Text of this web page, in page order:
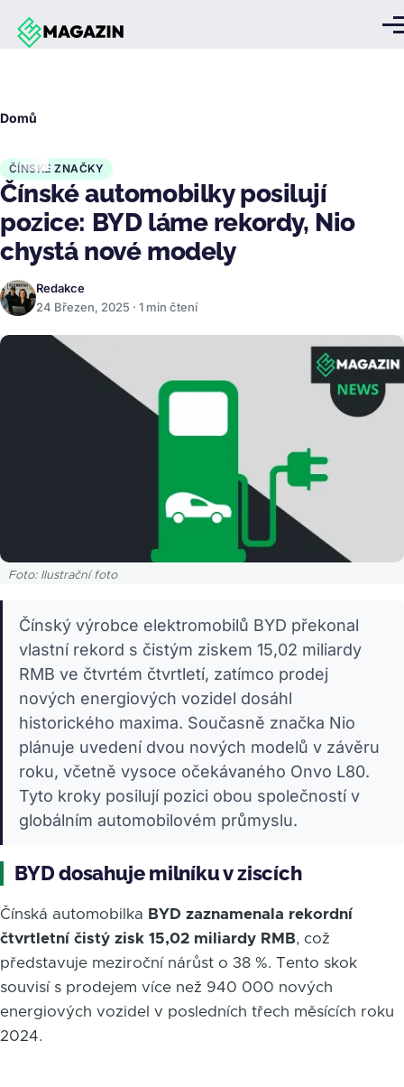
Přejít k hlavnímu obsahu
Domů
ČÍNSKÉ ZNAČKY
Čínské automobilky posilují
pozice: BYD láme rekordy, Nio
chystá nové modely
Redakce
24 Březen, 2025 · 1 min čtení
Foto: Ilustrační foto
Čínský výrobce elektromobilů BYD překonal
vlastní rekord s čistým ziskem 15,02 miliardy
RMB ve čtvrtém čtvrtletí, zatímco prodej
nových energiových vozidel dosáhl
historického maxima. Současně značka Nio
plánuje uvedení dvou nových modelů v závěru
roku, včetně vysoce očekávaného Onvo L80.
Tyto kroky posilují pozici obou společností v
globálním automobilovém průmyslu.
BYD dosahuje milníku v ziscích
Čínská automobilka BYD zaznamenala rekordní
čtvrtletní čistý zisk 15,02 miliardy RMB, což
představuje meziroční nárůst o 38 %. Tento skok
souvisí s prodejem více než 940 000 nových
energiových vozidel v posledních třech měsících roku
2024.